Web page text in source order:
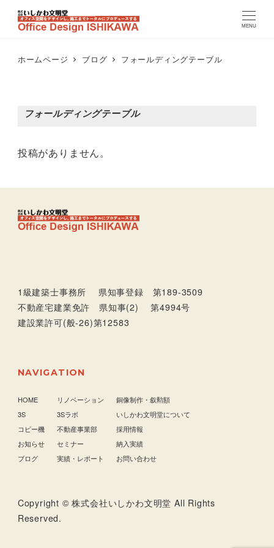
MENU
ホームページ ブログ フォールディングテーブル
フォールディングテーブル
投稿がありません。
1級建築士事務所 県知事登録 第189-3509
不動産宅建業免許 県知事(2) 第4994号
建設業許可(般-26)第12583
NAVIGATION
HOME リノベーション
銅像制作・叙勲額
3S
3Sラボ
いしかわ文明堂について
コピー機
不動産事業部
採用情報
お知らせ
セミナー
納入実績
ブログ
実績・レポート お問い合わせ
Copyright © 株式会社いしかわ文明堂 All Rights
Reserved.